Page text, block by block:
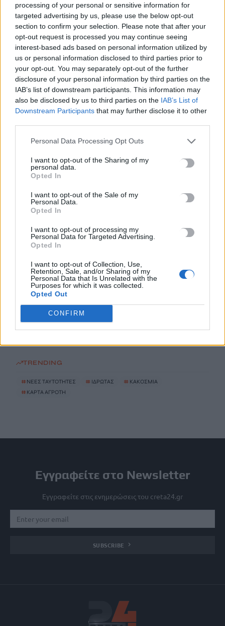
processing of your personal or sensitive information for
targeted advertising by us, please use the below opt-out
section to confirm your selection. Please note that after your
opt-out request is processed you may continue seeing
interest-based ads based on personal information utilized by
us or personal information disclosed to third parties prior to
your opt-out. You may separately opt-out of the further
disclosure of your personal information by third parties on the
IAB’s list of downstream participants. This information may
also be disclosed by us to third parties on the IAB’s List of
Downstream Participants that may further disclose it to other
Personal Data Processing Opt Outs
I want to opt-out of the Sharing of my
personal data.
Opted In
I want to opt-out of the Sale of my
Personal Data.
Opted In
I want to opt-out of processing my
Personal Data for Targeted Advertising.
Opted In
I want to opt-out of Collection, Use,
Retention, Sale, and/or Sharing of my
Personal Data that Is Unrelated with the
Purposes for which it was collected.
Opted Out
CONFIRM
Κάρτα Αγρότη: Τι αλλάζει από 28 Αυγούστου για τις
χρηματοδοτήσεις
6 Αυγούστου, 2026
Νέα χρηματοδότηση 1,5 εκατ. ευρώ για διαπλάτυνση του
Αγιοβασιλιώτικου Παραλιακού Δρόμου
6 Αυγούστου, 2026
Τι δείχνει η ιατροδικαστική εξέταση για τα αίτια θανάτου του
6 Αυγούστου, 2026
Το Αρκαλοχώρι γιόρτασε τον Προστάτη και Πολιούχο του
6 Αυγούστου, 2026
Παρατείνονται τα προληπτικά μέτρα στην Κρήτη για την
6 Αυγούστου, 2026
Έκτακτο επίδομα παιδιού: Ποιοι πάνε ταμείο
6 Αυγούστου, 2026
ΟΠΕΚΑ: Νέα πληρωμή στις 7 Αυγούστου για τρίτεκνες και
πολύτεκνες οικογένειες
6 Αυγούστου, 2026
TRENDING
# ΝΕΕΣ ΤΑΥΤΟΤΗΤΕΣ # ΙΔΡΩΤΑΣ # ΚΑΚΟΣΜΙΑ
# ΚΑΡΤΑ ΑΓΡΟΤΗ
Εγγραφείτε στο Newsletter
Εγγραφείτε στις ενημερώσεις του creta24.gr
SUBSCRIBE